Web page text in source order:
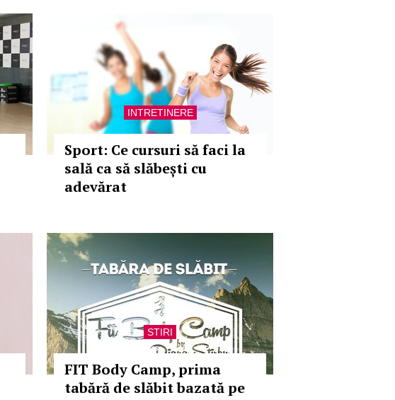
INTRETINERE
Sport: Ce cursuri să faci la
sală ca să slăbești cu
adevărat
STIRI
FIT Body Camp, prima
tabără de slăbit bazată pe